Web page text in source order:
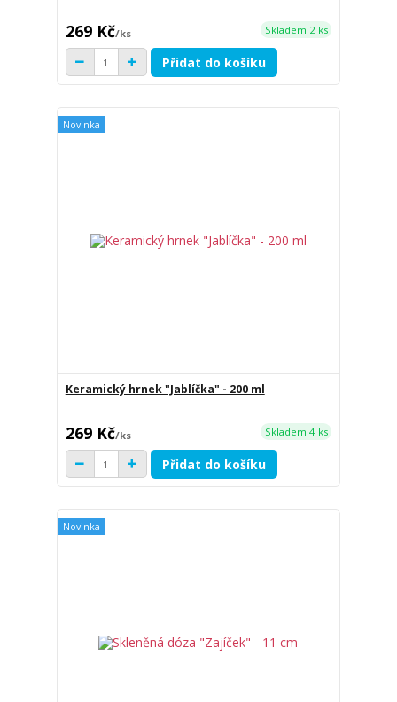
269 Kč/ks Skladem 2 ks
Přidat do košíku
Novinka
Keramický hrnek "Jablíčka" - 200 ml
269 Kč/ks Skladem 4 ks
Přidat do košíku
Novinka